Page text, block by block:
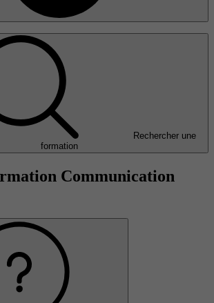
Rechercher une
formation
Communication